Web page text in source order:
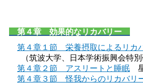
第４章 効果的なリカバリー
第４章１節 栄養摂取によるリカ
（筑波大学、日本学術振興会特別
第４章２節 アスリートと睡眠
第４章３節 怪我からのリカバリ